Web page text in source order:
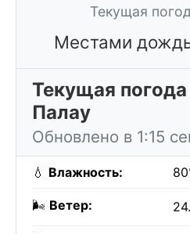
Текущая
Местами
Текущая погода
Палау
Обновлено в 1:15
💧 Влажность:
🌬️ Ветер: